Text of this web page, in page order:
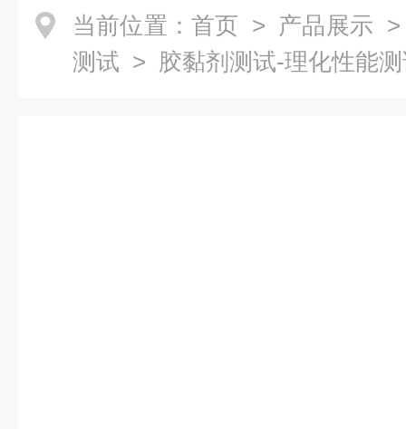
当前位置： 首页 > 产品展示
测试 > 胶黏剂测试-理化性能